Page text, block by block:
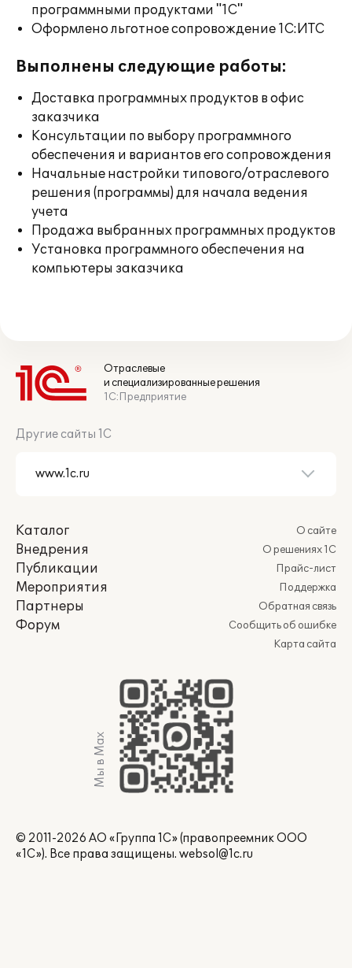
программными продуктами "1С"
Оформлено льготное сопровождение 1С:ИТС
Выполнены следующие работы:
Доставка программных продуктов в офис
заказчика
Консультации по выбору программного
обеспечения и вариантов его сопровождения
Начальные настройки типового/отраслевого
решения (программы) для начала ведения
учета
Продажа выбранных программных продуктов
Установка программного обеспечения на
компьютеры заказчика
Отраслевые
и специализированные решения
1С:Предприятие
Другие сайты 1С
Каталог
Внедрения
Публикации
Мероприятия
Партнеры
Форум
О сайте
О решениях 1С
Прайс-лист
Поддержка
Обратная связь
Сообщить об ошибке
Карта сайта
Мы в Max
© 2011-2026 АО «Группа 1С» (правопреемник ООО
«1С»). Все права защищены. websol@1c.ru